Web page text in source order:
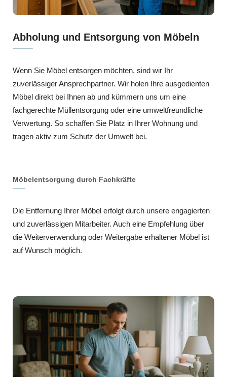
Abholung und Entsorgung von Möbeln
Wenn Sie Möbel entsorgen möchten, sind wir Ihr
zuverlässiger Ansprechpartner. Wir holen Ihre ausgedienten
Möbel direkt bei Ihnen ab und kümmern uns um eine
fachgerechte Müllentsorgung oder eine umweltfreundliche
Verwertung. So schaffen Sie Platz in Ihrer Wohnung und
tragen aktiv zum Schutz der Umwelt bei.
Möbelentsorgung durch Fachkräfte
Die Entfernung Ihrer Möbel erfolgt durch unsere engagierten
und zuverlässigen Mitarbeiter. Auch eine Empfehlung über
die Weiterverwendung oder Weitergabe erhaltener Möbel ist
auf Wunsch möglich.